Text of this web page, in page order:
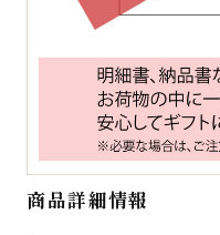
商品詳細情報